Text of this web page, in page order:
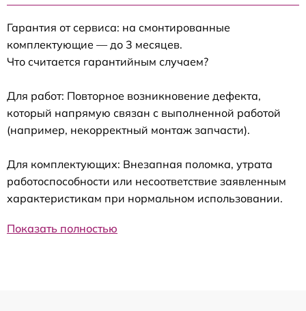
Гарантия от сервиса: на смонтированные
комплектующие — до 3 месяцев.
Что считается гарантийным случаем?
Для работ: Повторное возникновение дефекта,
который напрямую связан с выполненной работой
(например, некорректный монтаж запчасти).
Для комплектующих: Внезапная поломка, утрата
работоспособности или несоответствие заявленным
характеристикам при нормальном использовании.
Показать полностью